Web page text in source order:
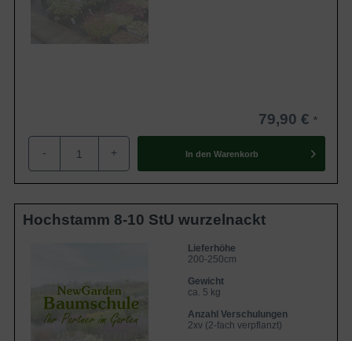
79,90 €
- + In den Warenkorb
Hochstamm 8-10 StU wurzelnackt
Lieferhöhe
200-250cm
Gewicht
ca. 5 kg
Anzahl Verschulungen
2xv (2-fach verpflanzt)